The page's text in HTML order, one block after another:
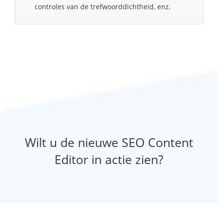
controles van de trefwoorddichtheid, enz.
Wilt u de nieuwe SEO Content
Editor in actie zien?